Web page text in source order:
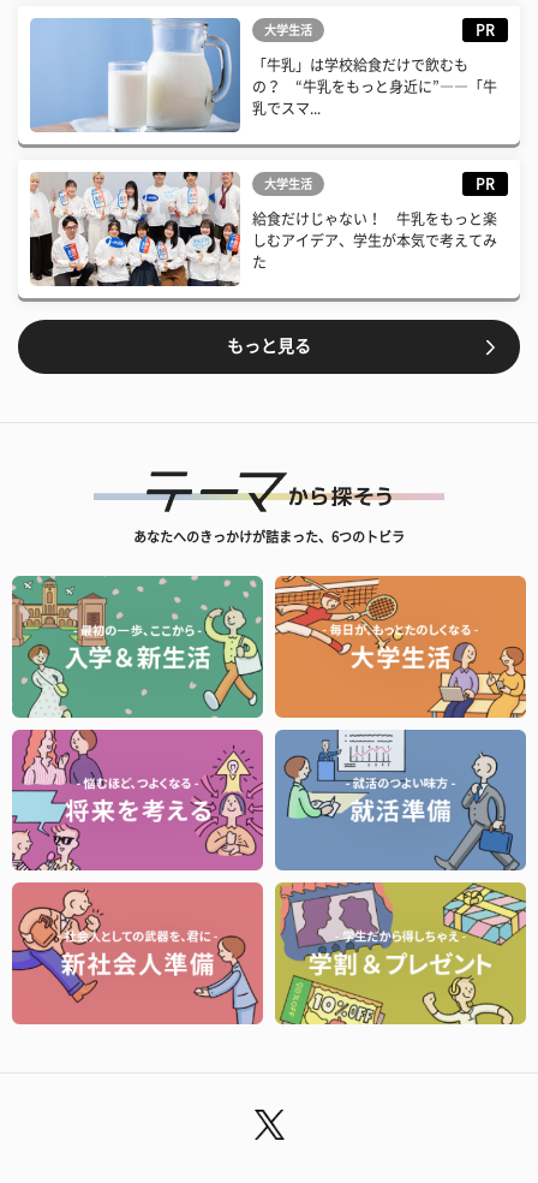
大学生活 PR
「牛乳」は学校給食だけで飲むも
の？ “牛乳をもっと身近に”――「牛
乳でスマ...
大学生活 PR
給食だけじゃない！ 牛乳をもっと楽
しむアイデア、学生が本気で考えてみ
た
もっと見る
あなたへのきっかけが詰まった、6つのトビラ